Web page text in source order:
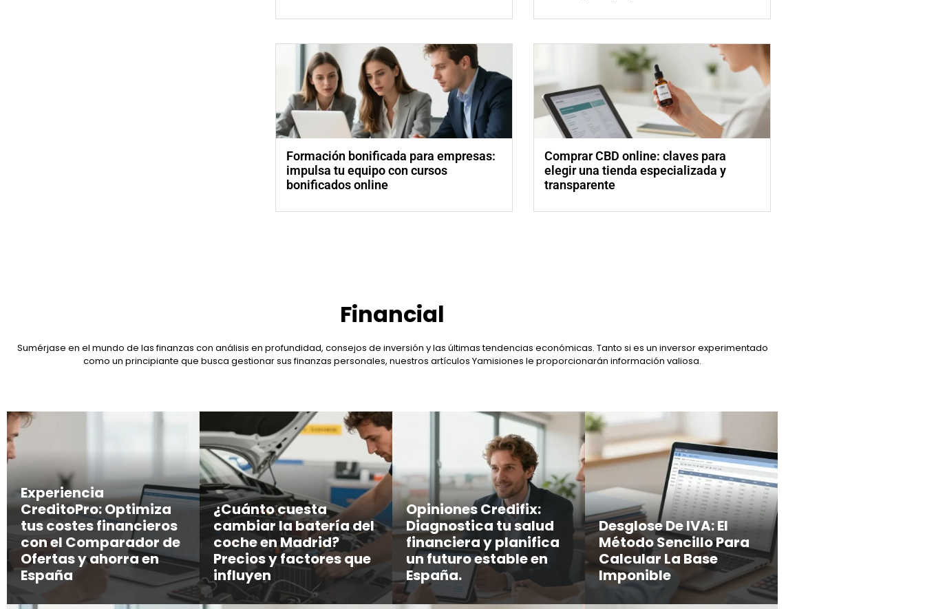
Formación bonificada para empresas:
impulsa tu equipo con cursos
bonificados online
Comprar CBD online: claves para
elegir una tienda especializada y
transparente
Financial
Sumérjase en el mundo de las finanzas con análisis en profundidad, consejos de inversión y las últimas tendencias económicas. Tanto si es un inversor experimentado
como un principiante que busca gestionar sus finanzas personales, nuestros artículos Yamisiones le proporcionarán información valiosa.
Experiencia
CreditoPro: Optimiza
tus costes financieros
con el Comparador de
Ofertas y ahorra en
España
¿Cuánto cuesta
cambiar la batería del
coche en Madrid?
Precios y factores que
influyen
Opiniones Credifix:
Diagnostica tu salud
financiera y planifica
un futuro estable en
España.
Desglose De IVA: El
Método Sencillo Para
Calcular La Base
Imponible